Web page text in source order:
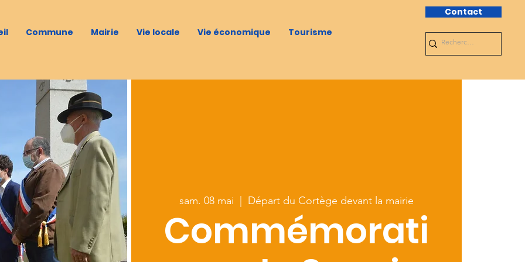
Commune Mairie Vie locale Vie économique Tourisme
Contact
sam. 08 mai Départ du Cortège devant la mairie
Commémorati